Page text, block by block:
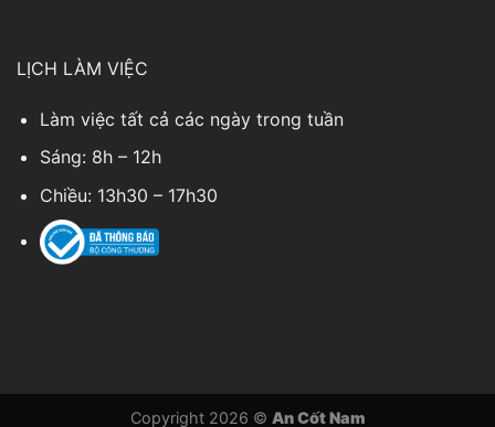
LỊCH LÀM VIỆC
Làm việc tất cả các ngày trong tuần
Sáng: 8h – 12h
Chiều: 13h30 – 17h30
Copyright 2026 © An Cốt Nam